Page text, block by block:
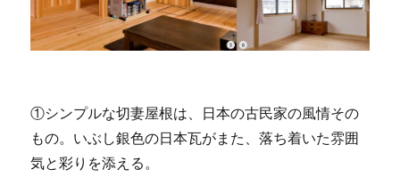
①シンプルな切妻屋根は、日本の古民家の風情その
もの。いぶし銀色の日本瓦がまた、落ち着いた雰囲
気と彩りを添える。